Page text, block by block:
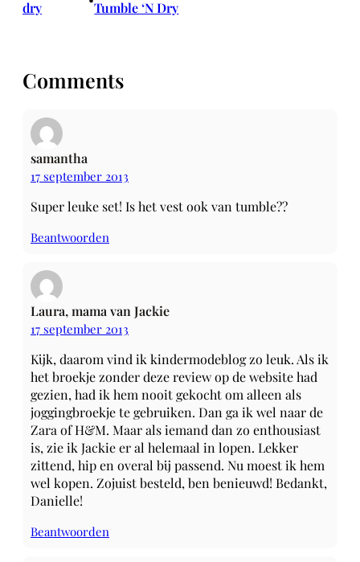
dry
Tumble ‘N Dry
Comments
samantha
17 september 2013
Super leuke set! Is het vest ook van tumble??
Beantwoorden
Laura, mama van Jackie
17 september 2013
Kijk, daarom vind ik kindermodeblog zo leuk. Als ik
het broekje zonder deze review op de website had
gezien, had ik hem nooit gekocht om alleen als
joggingbroekje te gebruiken. Dan ga ik wel naar de
Zara of H&M. Maar als iemand dan zo enthousiast
is, zie ik Jackie er al helemaal in lopen. Lekker
zittend, hip en overal bij passend. Nu moest ik hem
wel kopen. Zojuist besteld, ben benieuwd! Bedankt,
Danielle!
Beantwoorden